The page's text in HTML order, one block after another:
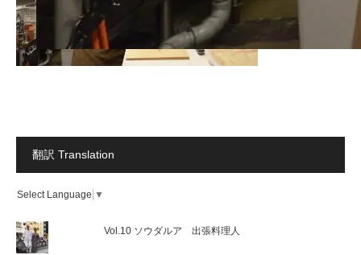
翻訳 Translation
Select Language ▼
Vol.10 ソウダルア 出張料理人